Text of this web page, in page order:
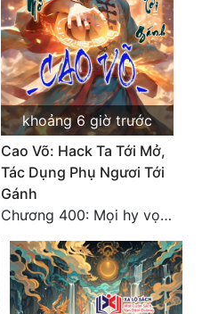
khoảng 6 giờ trước
Cao Võ: Hack Ta Tới Mở,
Tác Dụng Phụ Ngươi Tới
Gánh
Chương 400: Mọi hy vọng đặt trên Tô Mặc!